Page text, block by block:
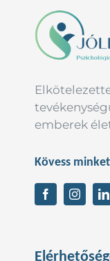
emberek
Kövess